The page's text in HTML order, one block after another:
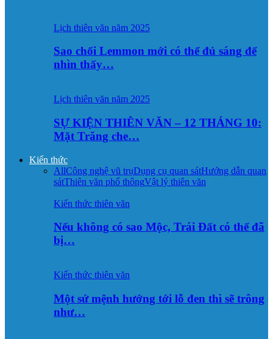
Lịch thiên văn năm 2025
Sao chổi Lemmon mới có thể đủ sáng để
nhìn thấy…
Lịch thiên văn năm 2025
SỰ KIỆN THIÊN VĂN – 12 THÁNG 10:
Mặt Trăng che…
Kiến thức
AllCông nghệ vũ trụDụng cụ quan sátHướng dẫn quan
sátThiên văn phổ thôngVật lý thiên văn
Kiến thức thiên văn
Nếu không có sao Mộc, Trái Đất có thể đã
bị…
Kiến thức thiên văn
Một sứ mệnh hướng tới lỗ đen thì sẽ trông
như…